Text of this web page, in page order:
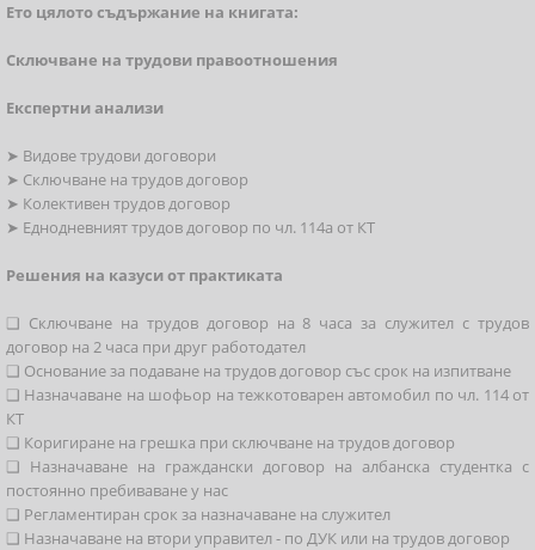
Ето цялото съдържание на книгата:
Сключване на трудови правоотношения
Експертни анализи
➤ Видове трудови договори
➤ Сключване на трудов договор
➤ Колективен трудов договор
➤ Еднодневният трудов договор по чл. 114а от КТ
Решения на казуси от практиката
❑ Сключване на трудов договор на 8 часа за служител с трудов
договор на 2 часа при друг работодател
❑ Основание за подаване на трудов договор със срок на изпитване
❑ Назначаване на шофьор на тежкотоварен автомобил по чл. 114 от
КТ
❑ Коригиране на грешка при сключване на трудов договор
❑ Назначаване на граждански договор на албанска студентка с
постоянно пребиваване у нас
❑ Регламентиран срок за назначаване на служител
❑ Назначаване на втори управител - по ДУК или на трудов договор